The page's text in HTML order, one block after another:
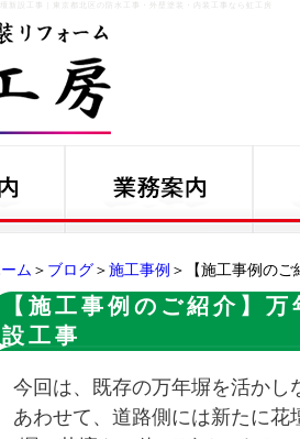
新設工事 東京都北区の防水工事・外壁塗装・内装工事なら虹工房
ム ＞ ブログ ＞ 施工事例 ＞【施工事例の
【施工事例のご紹介】
設工事
今回は、既存の万年塀を活かし
あわせて、道路側には新たに花